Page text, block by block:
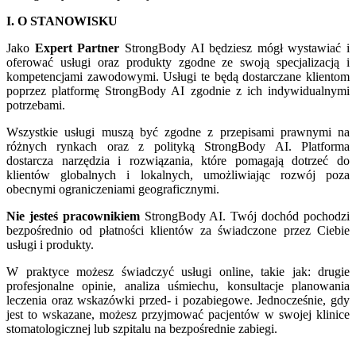
I. O STANOWISKU
Jako Expert Partner StrongBody AI będziesz mógł wystawiać i
oferować usługi oraz produkty zgodne ze swoją specjalizacją i
kompetencjami zawodowymi. Usługi te będą dostarczane klientom
poprzez platformę StrongBody AI zgodnie z ich indywidualnymi
potrzebami.
Wszystkie usługi muszą być zgodne z przepisami prawnymi na
różnych rynkach oraz z polityką StrongBody AI. Platforma
dostarcza narzędzia i rozwiązania, które pomagają dotrzeć do
klientów globalnych i lokalnych, umożliwiając rozwój poza
obecnymi ograniczeniami geograficznymi.
Nie jesteś pracownikiemStrongBody AI. Twój dochód pochodzi
bezpośrednio od płatności klientów za świadczone przez Ciebie
usługi i produkty.
W praktyce możesz świadczyć usługi online, takie jak: drugie
profesjonalne opinie, analiza uśmiechu, konsultacje planowania
leczenia oraz wskazówki przed- i pozabiegowe. Jednocześnie, gdy
jest to wskazane, możesz przyjmować pacjentów w swojej klinice
stomatologicznej lub szpitalu na bezpośrednie zabiegi.